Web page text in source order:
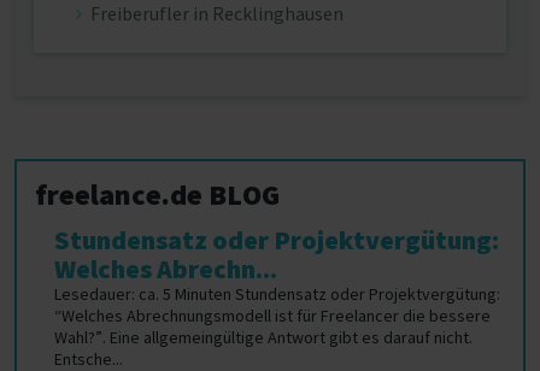
Freiberufler in Recklinghausen
freelance.de BLOG
Stundensatz oder Projektvergütung:
Welches Abrechn...
Lesedauer: ca. 5 Minuten Stundensatz oder Projektvergütung:
“Welches Abrechnungsmodell ist für Freelancer die bessere
Wahl?”. Eine allgemeingültige Antwort gibt es darauf nicht.
Entsche...